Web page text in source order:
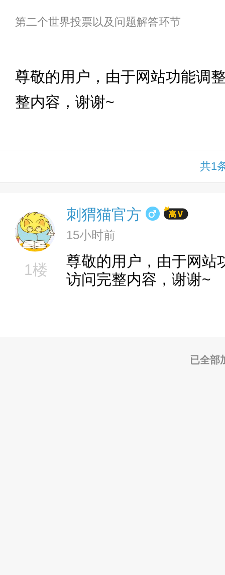
第二个世界投票以及问题解答环节
尊敬的用户，由于网站功能调
整内容，谢谢~
共1
1楼
刺猬猫官方
15小时前
尊敬的用户，由于网站
访问完整内容，谢谢~
已全部